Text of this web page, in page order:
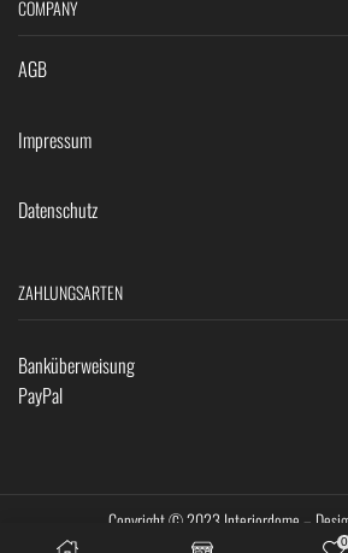
COMPANY
AGB
Impressum
Datenschutz
ZAHLUNGSARTEN
Banküberweisung
PayPal
Copyright © 2023 Interiordome –
0